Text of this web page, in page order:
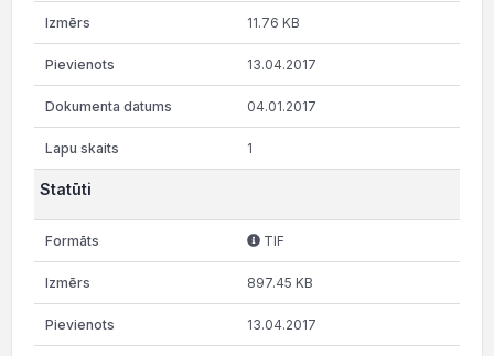
11.76 KB
13.04.2017
04.01.2017
1
Statūti
TIF
897.45 KB
13.04.2017